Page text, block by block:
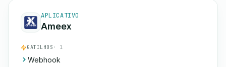
APLICATIVO
Ameex
GATILHOS · 1
Webhook